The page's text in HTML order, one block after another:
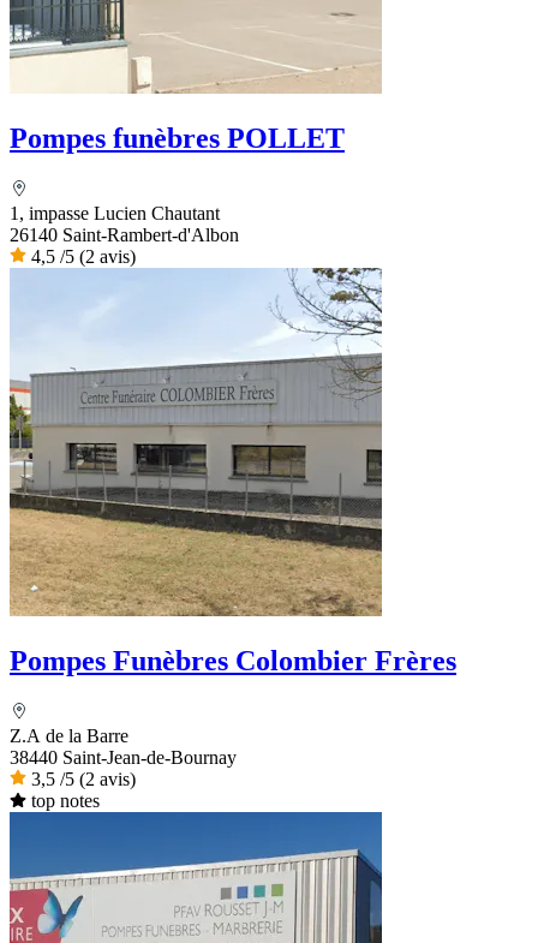
Pompes funèbres POLLET
1, impasse Lucien Chautant
26140 Saint-Rambert-d'Albon
4,5 /5 (2 avis)
Pompes Funèbres Colombier Frères
Z.A de la Barre
38440 Saint-Jean-de-Bournay
3,5 /5 (2 avis)
top notes